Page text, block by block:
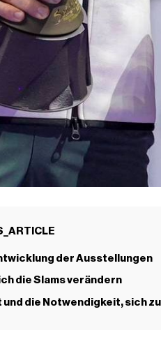
der Ausstellungen
die Slams verändern
die Notwendigkeit, sich